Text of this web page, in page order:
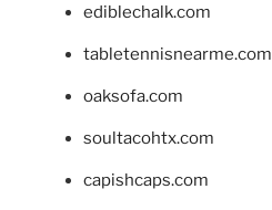
ediblechalk.com
tabletennisnearme.com
oaksofa.com
soultacohtx.com
capishcaps.com